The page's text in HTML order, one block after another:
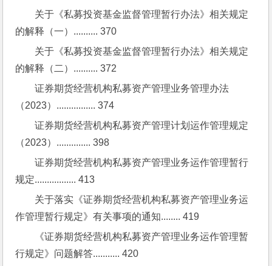
关于《私募投资基金监督管理暂行办法》相关规定
的解释（一）.......... 370
关于《私募投资基金监督管理暂行办法》相关规定
的解释（二）.......... 372
证券期货经营机构私募资产管理业务管理办法
（2023）................ 374
证券期货经营机构私募资产管理计划运作管理规定
（2023）.............. 398
证券期货经营机构私募资产管理业务运作管理暂行
规定................. 413
关于落实《证券期货经营机构私募资产管理业务运
作管理暂行规定》有关事项的通知........ 419
《证券期货经营机构私募资产管理业务运作管理暂
行规定》问题解答........... 420